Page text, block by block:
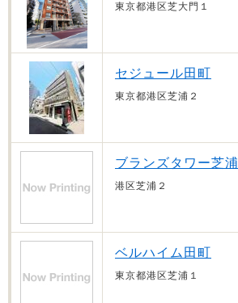
東京都港区芝大門１
セジュール田町
東京都港区芝浦２
ブランズタワー芝浦
港区芝浦２
ベルハイム田町
東京都港区芝浦１